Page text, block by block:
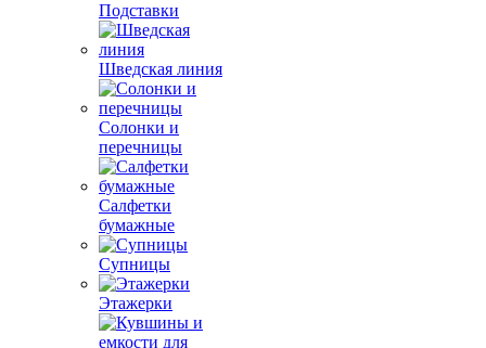
Подставки
Шведская линия
Солонки и
перечницы
Салфетки
бумажные
Супницы
Этажерки